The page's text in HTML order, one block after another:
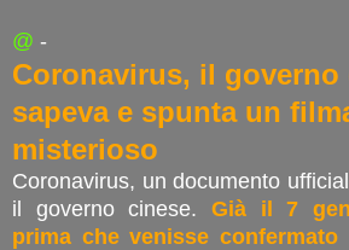
@ -
Coronavirus, il governo
sapeva e spunta un
misterioso
Coronavirus, un documento
il governo cinese. Già il 7
prima che venisse